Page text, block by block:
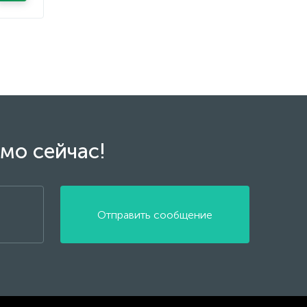
сейчас!
Отправить сообщение